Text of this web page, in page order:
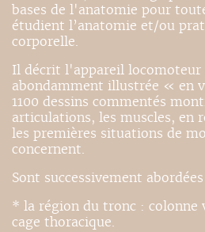
bases de l'anatomie pour
étudient l’anatomie et/ou
corporelle.
Il décrit l'appareil locomoteur
abondamment illustrée « en
1100 dessins commentés
articulations, les muscles, en
les premières situations de
concernent.
Sont successivement
* la région du tronc : colonne
cage thoracique.